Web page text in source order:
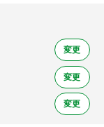
変更
変更
変更